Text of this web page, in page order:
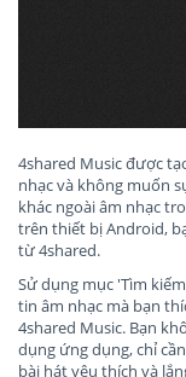
4shared Music được
nhạc và không muốn
khác ngoài âm nhạc
trên thiết bị Android,
từ 4shared.
Sử dụng mục 'Tìm
tin âm nhạc mà bạn
4shared Music. Bạn
dụng ứng dụng, chỉ
bài hát yêu thích và